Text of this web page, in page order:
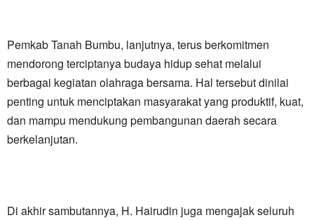
Pemkab Tanah Bumbu, lanjutnya, terus berkomitmen
mendorong terciptanya budaya hidup sehat melalui
berbagai kegiatan olahraga bersama. Hal tersebut dinilai
penting untuk menciptakan masyarakat yang produktif, kuat,
dan mampu mendukung pembangunan daerah secara
berkelanjutan.
Di akhir sambutannya, H. Hairudin juga mengajak seluruh